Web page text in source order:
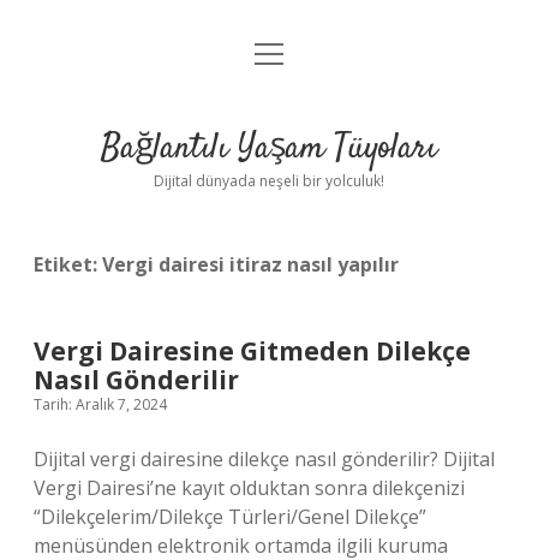
Anasayfa
Yasal Uyarı
menüyü
Bağlantılı Yaşam Tüyoları
Dijital dünyada neşeli bir yolculuk!
Etiket:Vergi dairesi itiraz nasıl yapılır
Vergi Dairesine Gitmeden Dilekçe
Nasıl Gönderilir
Tarih: Aralık 7, 2024
Dijital vergi dairesine dilekçe nasıl gönderilir? Dijital
Vergi Dairesi’ne kayıt olduktan sonra dilekçenizi
“Dilekçelerim/Dilekçe Türleri/Genel Dilekçe”
menüsünden elektronik ortamda ilgili kuruma